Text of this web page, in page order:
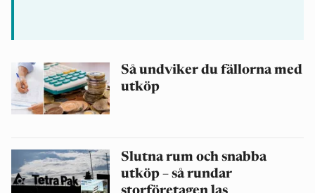
Så undviker du fällorna med
utköp
Slutna rum och snabba
utköp – så rundar